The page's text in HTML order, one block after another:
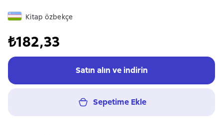
Kitap özbekçe
₺182,33
Satın alın ve indirin
Sepetime Ekle